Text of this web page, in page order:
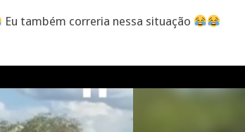
Eu também correria nessa situação